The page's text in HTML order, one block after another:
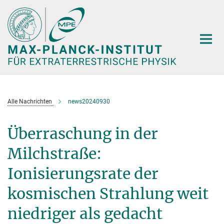
Hauptinhalt
Alle Nachrichten news20240930
Überraschung in der
Milchstraße:
Ionisierungsrate der
kosmischen Strahlung weit
niedriger als gedacht